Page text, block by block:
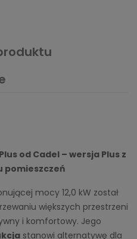
od Cadel – wersja Plus z
pomieszczeń
mocy 12,0 kW został
większych przestrzeni
i komfortowy. Jego
stanowi alternatywę dla